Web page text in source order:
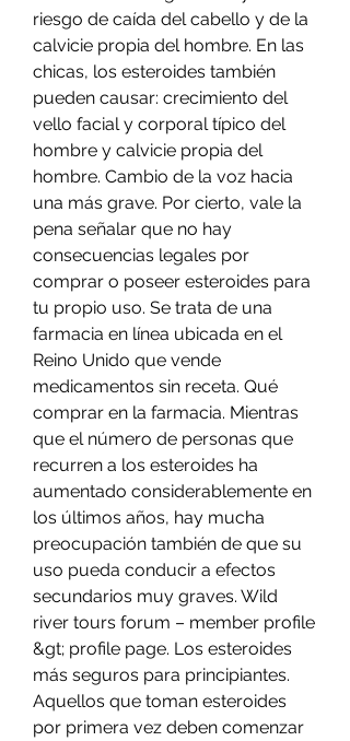
riesgo de caída del cabello y de la
calvicie propia del hombre. En las
chicas, los esteroides también
pueden causar: crecimiento del
vello facial y corporal típico del
hombre y calvicie propia del
hombre. Cambio de la voz hacia
una más grave. Por cierto, vale la
pena señalar que no hay
consecuencias legales por
comprar o poseer esteroides para
tu propio uso. Se trata de una
farmacia en línea ubicada en el
Reino Unido que vende
medicamentos sin receta. Qué
comprar en la farmacia. Mientras
que el número de personas que
recurren a los esteroides ha
aumentado considerablemente en
los últimos años, hay mucha
preocupación también de que su
uso pueda conducir a efectos
secundarios muy graves. Wild
river tours forum – member profile
&gt; profile page. Los esteroides
más seguros para principiantes.
Aquellos que toman esteroides
por primera vez deben comenzar